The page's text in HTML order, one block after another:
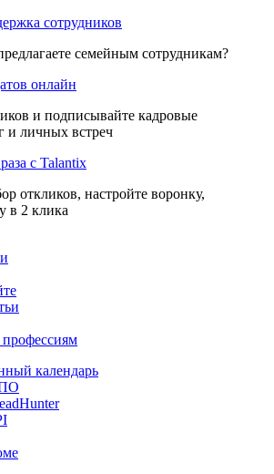
сотрудников
семейным сотрудникам?
онлайн
и подписывайте кадровые
и личных встреч
с Talantix
откликов, настройте воронку,
в 2 клика
календарь
ПО